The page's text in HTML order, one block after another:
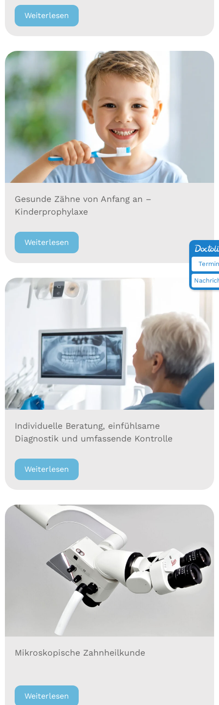
Weiterlesen
Gesunde Zähne von Anfang an –
Kinderprophylaxe
Weiterlesen
Individuelle Beratung, einfühlsame
Diagnostik und umfassende Kontrolle
Weiterlesen
Mikroskopische Zahnheilkunde
Weiterlesen
Termin